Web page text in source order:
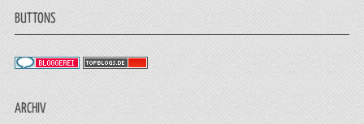
BUTTONS
ARCHIV